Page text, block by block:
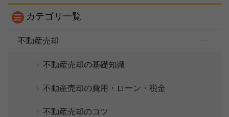
カテゴリ一覧
不動産売却
不動産売却の基礎知識
不動産売却の費用・ローン・税金
不動産売却のコツ